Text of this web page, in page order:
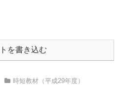
を書き込む
時短教材（平成29年度）